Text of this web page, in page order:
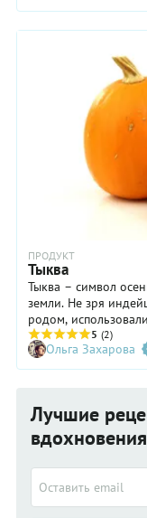
ПРОДУКТ
Тыква
Тыква – символ
земли. Не зря
родом,
изобилия. В
привлекают в дом
это больше чем суп,
5 (2)
Ольга Захарова
Лучшие